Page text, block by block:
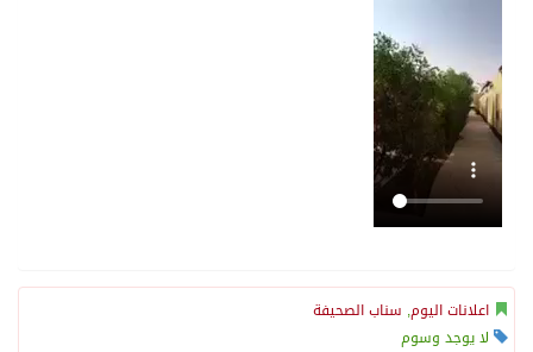
اعلانات اليوم, سناب الصحيفة
لا يوجد وسوم